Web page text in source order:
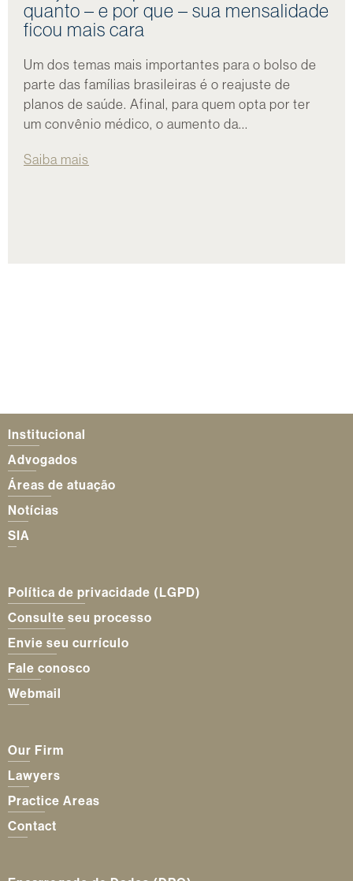
quanto – e por que – sua mensalidade
ficou mais cara
Um dos temas mais importantes para o bolso de
parte das famílias brasileiras é o reajuste de
planos de saúde. Afinal, para quem opta por ter
um convênio médico, o aumento da...
Saiba mais
Institucional
Advogados
Áreas de atuação
Notícias
SIA
Política de privacidade (LGPD)
Consulte seu processo
Envie seu currículo
Fale conosco
Webmail
Our Firm
Lawyers
Practice Areas
Contact